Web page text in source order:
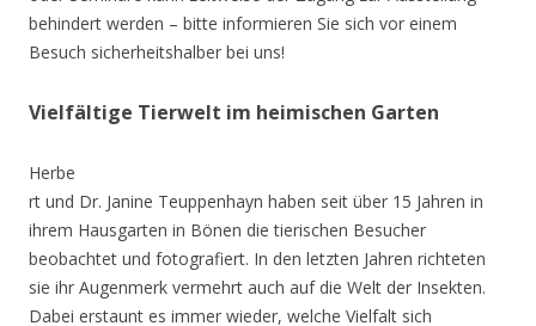
behindert werden – bitte informieren Sie sich vor einem
Besuch sicherheitshalber bei uns!
Vielfältige Tierwelt im heimischen Garten
Herbe
rt und Dr. Janine Teuppenhayn haben seit über 15 Jahren in
ihrem Hausgarten in Bönen die tierischen Besucher
beobachtet und fotografiert. In den letzten Jahren richteten
sie ihr Augenmerk vermehrt auch auf die Welt der Insekten.
Dabei erstaunt es immer wieder, welche Vielfalt sich